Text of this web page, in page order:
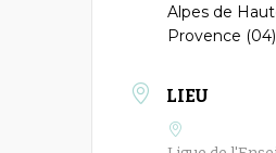
Alpes de
Provence (04)
LIEU